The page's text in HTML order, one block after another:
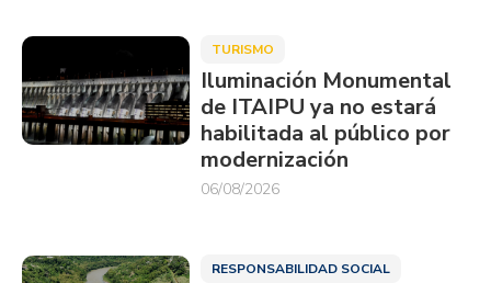
TURISMO
Iluminación Monumental
de ITAIPU ya no estará
habilitada al público por
modernización
06/08/2026
RESPONSABILIDAD SOCIAL